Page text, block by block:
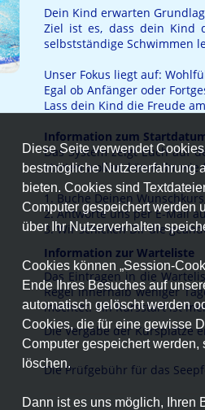
Diese Seite verwendet
bestmögliche Nutzererfahrung
bieten. Cookies sind
Computer gespeichert werden
über Ihr Nutzerverhalten
Cookies können „Session-
Ende Ihres Besuches auf
automatisch gelöscht werden
Cookies, die für eine gewisse
Computer gespeichert werden,
löschen.
Dann ist es uns möglich, Ihren
Dein Kind erwarten
Ziel ist es, dass dein Kind
selbstständige Schwimmen
Unser Fokus liegt auf:
Egal ob Anfänger oder
Lass dein Kind die Freude
Information zum
Das System zeigt Euch auf
starten wollen, könnt Ihr
1. Buche Deinen
2. Antworte uns per E-Mail
3. Wir schicken Dir die
Information zur Warteliste
Das Eintragen in die
Regel innerhalb weniger
möchtet. Ein Kursstart ist
Die Vergabe der Kursplätze
Die Prüfgebühr für das